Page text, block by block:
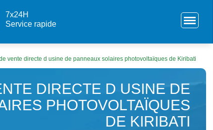
7x24H
Service rapide
vente directe d usine de panneaux solaires photovoltaïques de Kiribati
DIRECTE D USINE DE
PHOTOVOLTAÏQUES
DE KIRIBATI